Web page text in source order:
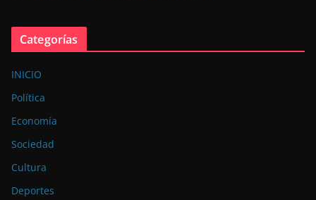
Categorías
INICIO
Política
Economía
Sociedad
Cultura
Deportes